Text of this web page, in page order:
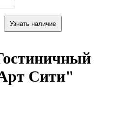
Узнать наличие
Сити"